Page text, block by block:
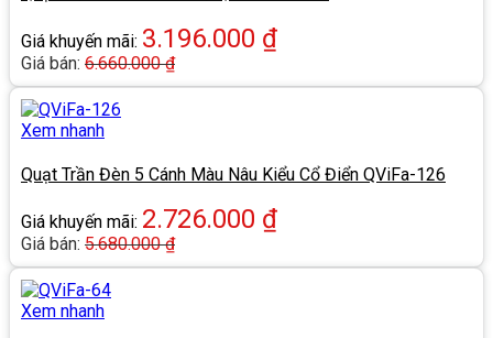
Giá khuyến mãi: 3.196.000 ₫
Giá bán: 6.660.000₫
Xem nhanh
Quạt Trần Đèn 5 Cánh Màu Nâu Kiểu Cổ Điển QViFa-126
Giá khuyến mãi: 2.726.000 ₫
Giá bán: 5.680.000₫
Xem nhanh